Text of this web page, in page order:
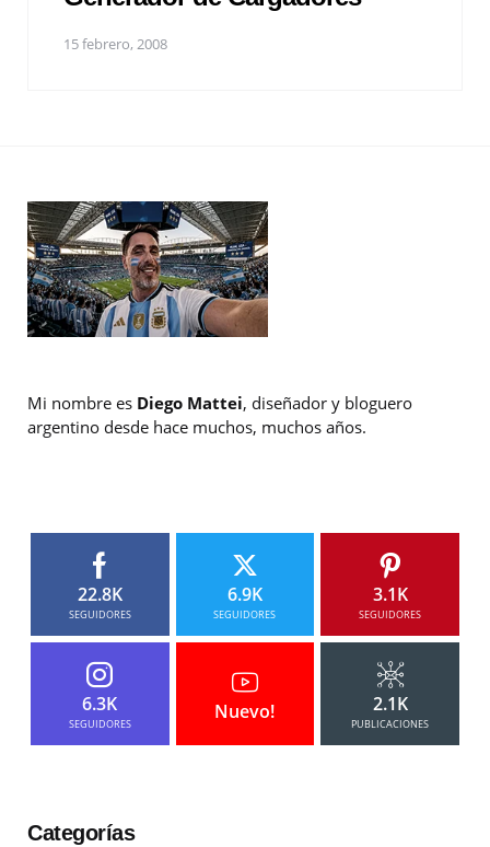
15 febrero, 2008
Mi nombre es Diego Mattei, diseñador y bloguero
argentino desde hace muchos, muchos años.
22.8K
SEGUIDORES
6.9K
SEGUIDORES
3.1K
SEGUIDORES
6.3K
SEGUIDORES
Nuevo! 2.1K
PUBLICACIONES
Categorías